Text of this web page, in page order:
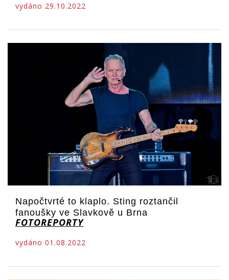
vydáno 29.10.2022
Napočtvrté to klaplo. Sting roztančil
fanoušky ve Slavkově u Brna
FOTOREPORTY
vydáno 01.08.2022